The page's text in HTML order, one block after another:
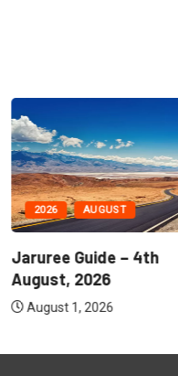
2026 AUGUST
Jaruree Guide – 4th
August, 2026
August 1, 2026